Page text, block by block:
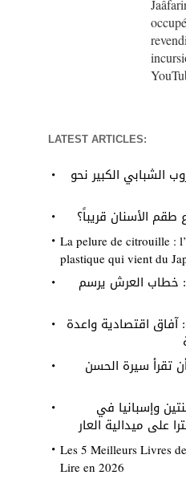
LATEST ARTICLES:
الشبابي الكبير نحو
الأسنان قريباً؟
La pelure de citrouille :
plastique qui vient du
خطاب العرش يرسم
آفاق اقتصادية واعدة
تقرأ سيرة الحسن
2026: الأرجنتين وإسبانيا في
على ميدالية العار
Les 5 Meilleurs Livres
Lire en 2026